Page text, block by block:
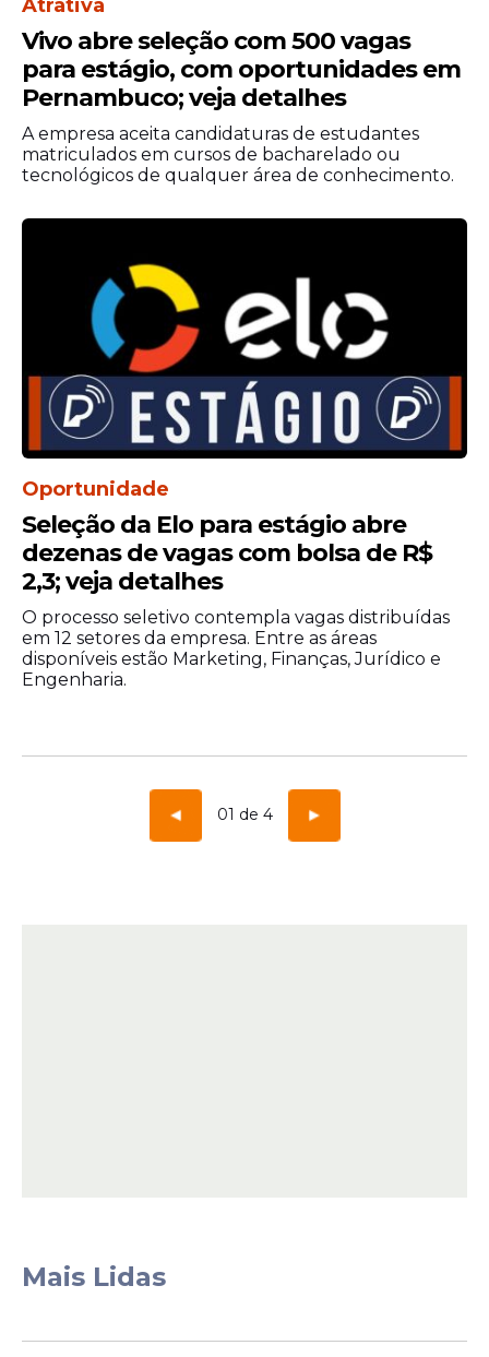
Atrativa
Vivo abre seleção com 500 vagas
para estágio, com oportunidades em
Pernambuco; veja detalhes
A empresa aceita candidaturas de estudantes
matriculados em cursos de bacharelado ou
tecnológicos de qualquer área de conhecimento.
Oportunidade
Seleção da Elo para estágio abre
dezenas de vagas com bolsa de R$
2,3; veja detalhes
O processo seletivo contempla vagas distribuídas
em 12 setores da empresa. Entre as áreas
disponíveis estão Marketing, Finanças, Jurídico e
Engenharia.
01 de 4
Mais Lidas